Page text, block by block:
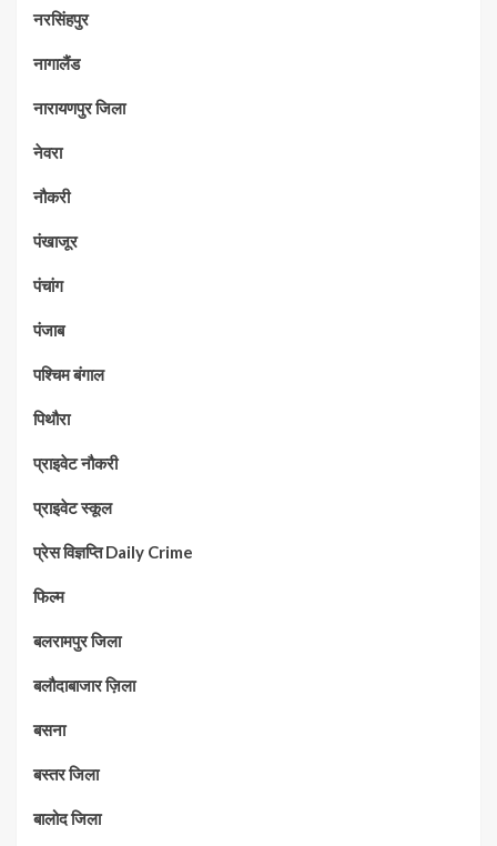
नरसिंहपुर
नागालैंड
नारायणपुर जिला
नेवरा
नौकरी
पंखाजूर
पंचांग
पंजाब
पश्चिम बंगाल
पिथौरा
प्राइवेट नौकरी
प्राइवेट स्कूल
प्रेस विज्ञप्ति Daily Crime
फिल्म
बलरामपुर जिला
बलौदाबाजार ज़िला
बसना
बस्तर जिला
बालोद जिला